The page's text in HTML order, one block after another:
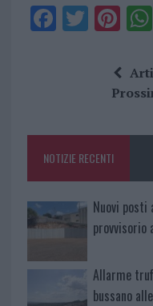
F
o
k
T Pi
te
re
NOTIZIE RECENTI
Nuovi posti
provvisorio
Allarme
bussano